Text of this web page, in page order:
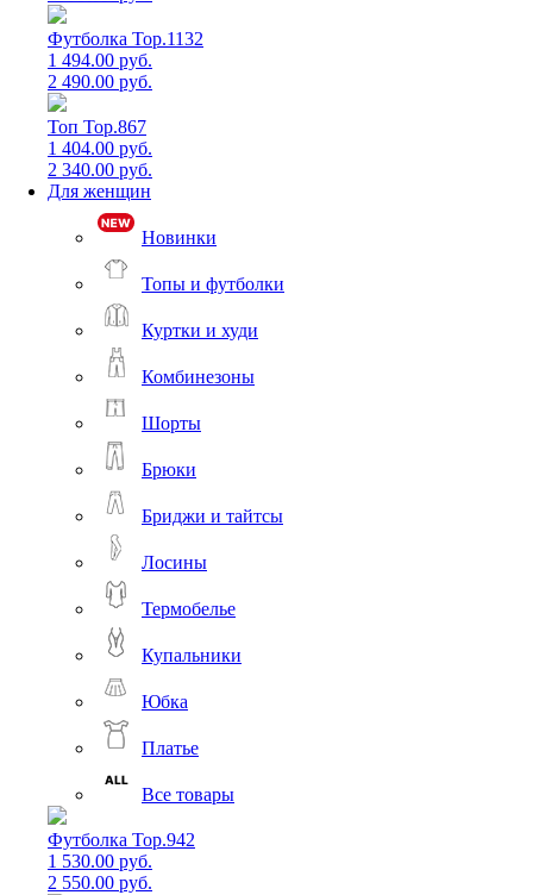
Футболка Top.1132
1 494.00 руб.
2 490.00 руб.
Топ Top.867
1 404.00 руб.
2 340.00 руб.
Для женщин
Новинки
Топы и футболки
Куртки и худи
Комбинезоны
Шорты
Брюки
Бриджи и тайтсы
Лосины
Термобелье
Купальники
Юбка
Платье
Все товары
Футболка Top.942
1 530.00 руб.
2 550.00 руб.